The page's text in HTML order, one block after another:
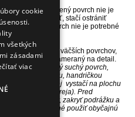
sa používa. Farbený povrch nie je
pripravovať, stačí ostrániť
Prefarbený povrch nie je potrebné
prefarbenie skôr väčších povrchov,
citlivý prístup zameraný na detail.
priamo na čistý suchý povrch,
očistiť kefkou, handričkou
. Jeden sprej vystačí na plochu
1 vrstvy spreja). Pred
vybrať šnúrky, zakryť podrážku a
K tomu je vhodné použiť obyčajnú
cookie
všetkých
zásadami
viac